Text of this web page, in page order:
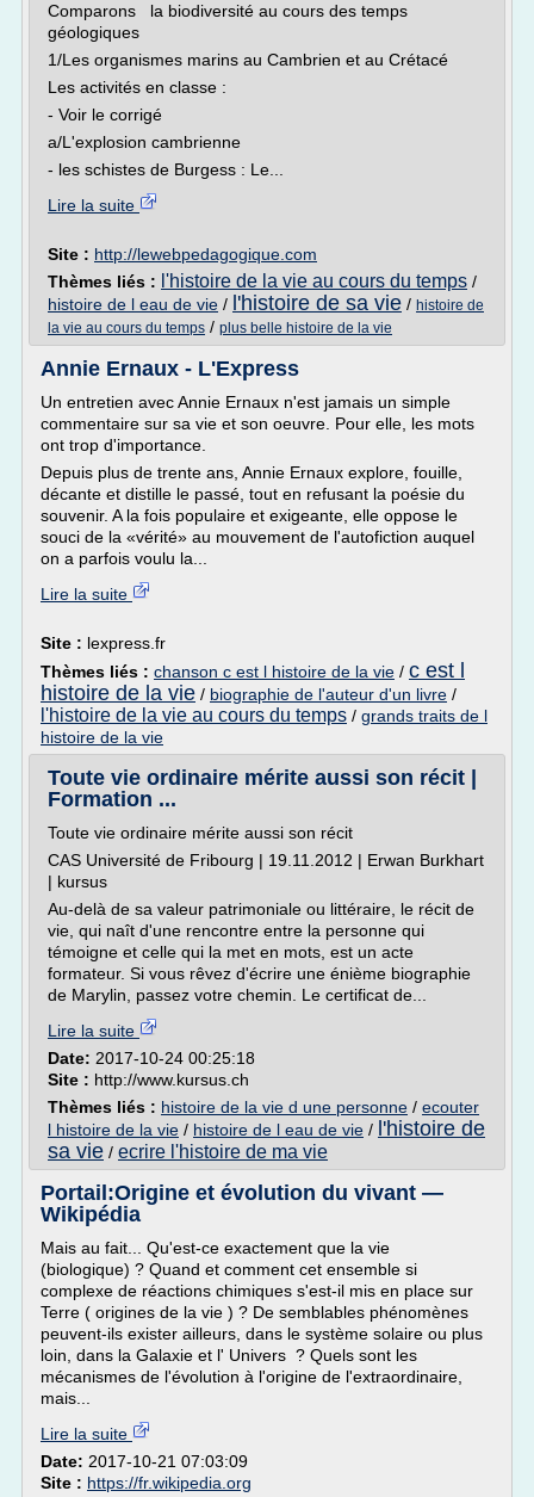
Comparons la biodiversité au cours des temps
géologiques
1/Les organismes marins au Cambrien et au Crétacé
Les activités en classe :
- Voir le corrigé
a/L'explosion cambrienne
- les schistes de Burgess : Le...
Lire la suite
Site : http://lewebpedagogique.com
Thèmes liés : l'histoire de la vie au cours du temps /
histoire de l eau de vie / l'histoire de sa vie / histoire de
la vie au cours du temps / plus belle histoire de la vie
Annie Ernaux - L'Express
Un entretien avec Annie Ernaux n'est jamais un simple
commentaire sur sa vie et son oeuvre. Pour elle, les mots
ont trop d'importance.
Depuis plus de trente ans, Annie Ernaux explore, fouille,
décante et distille le passé, tout en refusant la poésie du
souvenir. A la fois populaire et exigeante, elle oppose le
souci de la «vérité» au mouvement de l'autofiction auquel
on a parfois voulu la...
Lire la suite
Site : lexpress.fr
Thèmes liés : chanson c est l histoire de la vie / c est l
histoire de la vie / biographie de l'auteur d'un livre /
l'histoire de la vie au cours du temps / grands traits de l
histoire de la vie
Toute vie ordinaire mérite aussi son récit |
Formation ...
Toute vie ordinaire mérite aussi son récit
CAS Université de Fribourg | 19.11.2012 | Erwan Burkhart
| kursus
Au-delà de sa valeur patrimoniale ou littéraire, le récit de
vie, qui naît d'une rencontre entre la personne qui
témoigne et celle qui la met en mots, est un acte
formateur. Si vous rêvez d'écrire une énième biographie
de Marylin, passez votre chemin. Le certificat de...
Lire la suite
Date: 2017-10-24 00:25:18
Site : http://www.kursus.ch
Thèmes liés : histoire de la vie d une personne / ecouter
l histoire de la vie / histoire de l eau de vie / l'histoire de
sa vie / ecrire l'histoire de ma vie
Portail:Origine et évolution du vivant —
Wikipédia
Mais au fait... Qu'est-ce exactement que la vie
(biologique) ? Quand et comment cet ensemble si
complexe de réactions chimiques s'est-il mis en place sur
Terre ( origines de la vie ) ? De semblables phénomènes
peuvent-ils exister ailleurs, dans le système solaire ou plus
loin, dans la Galaxie et l' Univers ? Quels sont les
mécanismes de l'évolution à l'origine de l'extraordinaire,
mais...
Lire la suite
Date: 2017-10-21 07:03:09
Site : https://fr.wikipedia.org